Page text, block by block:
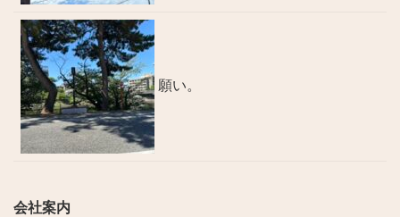
願い。
会社案内